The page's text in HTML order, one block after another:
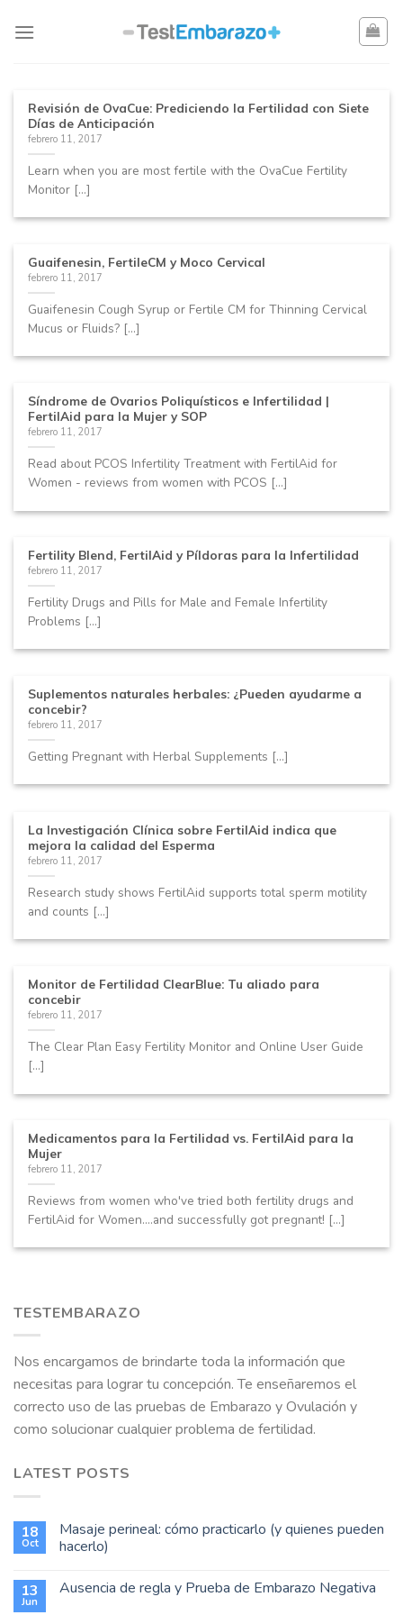
Revisión de OvaCue: Prediciendo la Fertilidad con Siete
Días de Anticipación
febrero 11, 2017
Learn when you are most fertile with the OvaCue Fertility
Monitor [...]
Guaifenesin, FertileCM y Moco Cervical
febrero 11, 2017
Guaifenesin Cough Syrup or Fertile CM for Thinning Cervical
Mucus or Fluids? [...]
Síndrome de Ovarios Poliquísticos e Infertilidad |
FertilAid para la Mujer y SOP
febrero 11, 2017
Read about PCOS Infertility Treatment with FertilAid for
Women - reviews from women with PCOS [...]
Fertility Blend, FertilAid y Píldoras para la Infertilidad
febrero 11, 2017
Fertility Drugs and Pills for Male and Female Infertility
Problems [...]
Suplementos naturales herbales: ¿Pueden ayudarme a
concebir?
febrero 11, 2017
Getting Pregnant with Herbal Supplements [...]
La Investigación Clínica sobre FertilAid indica que
mejora la calidad del Esperma
febrero 11, 2017
Research study shows FertilAid supports total sperm motility
and counts [...]
Monitor de Fertilidad ClearBlue: Tu aliado para
concebir
febrero 11, 2017
The Clear Plan Easy Fertility Monitor and Online User Guide
[...]
Medicamentos para la Fertilidad vs. FertilAid para la
Mujer
febrero 11, 2017
Reviews from women who've tried both fertility drugs and
FertilAid for Women....and successfully got pregnant! [...]
TESTEMBARAZO
Nos encargamos de brindarte toda la información que
necesitas para lograr tu concepción. Te enseñaremos el
correcto uso de las pruebas de Embarazo y Ovulación y
como solucionar cualquier problema de fertilidad.
LATEST POSTS
18
Oct
Masaje perineal: cómo practicarlo (y quienes pueden
hacerlo)
13
Jun
Ausencia de regla y Prueba de Embarazo Negativa